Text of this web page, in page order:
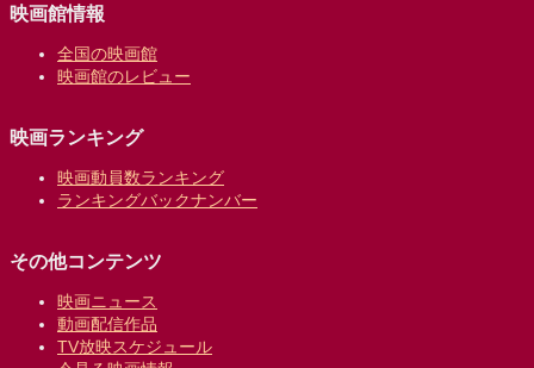
映画館情報
全国の映画館
映画館のレビュー
映画ランキング
映画動員数ランキング
ランキングバックナンバー
その他コンテンツ
映画ニュース
動画配信作品
TV放映スケジュール